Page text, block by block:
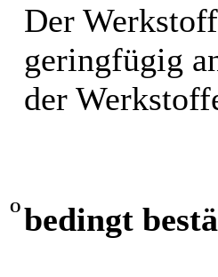
Der
geringfügig
der
O bedingt